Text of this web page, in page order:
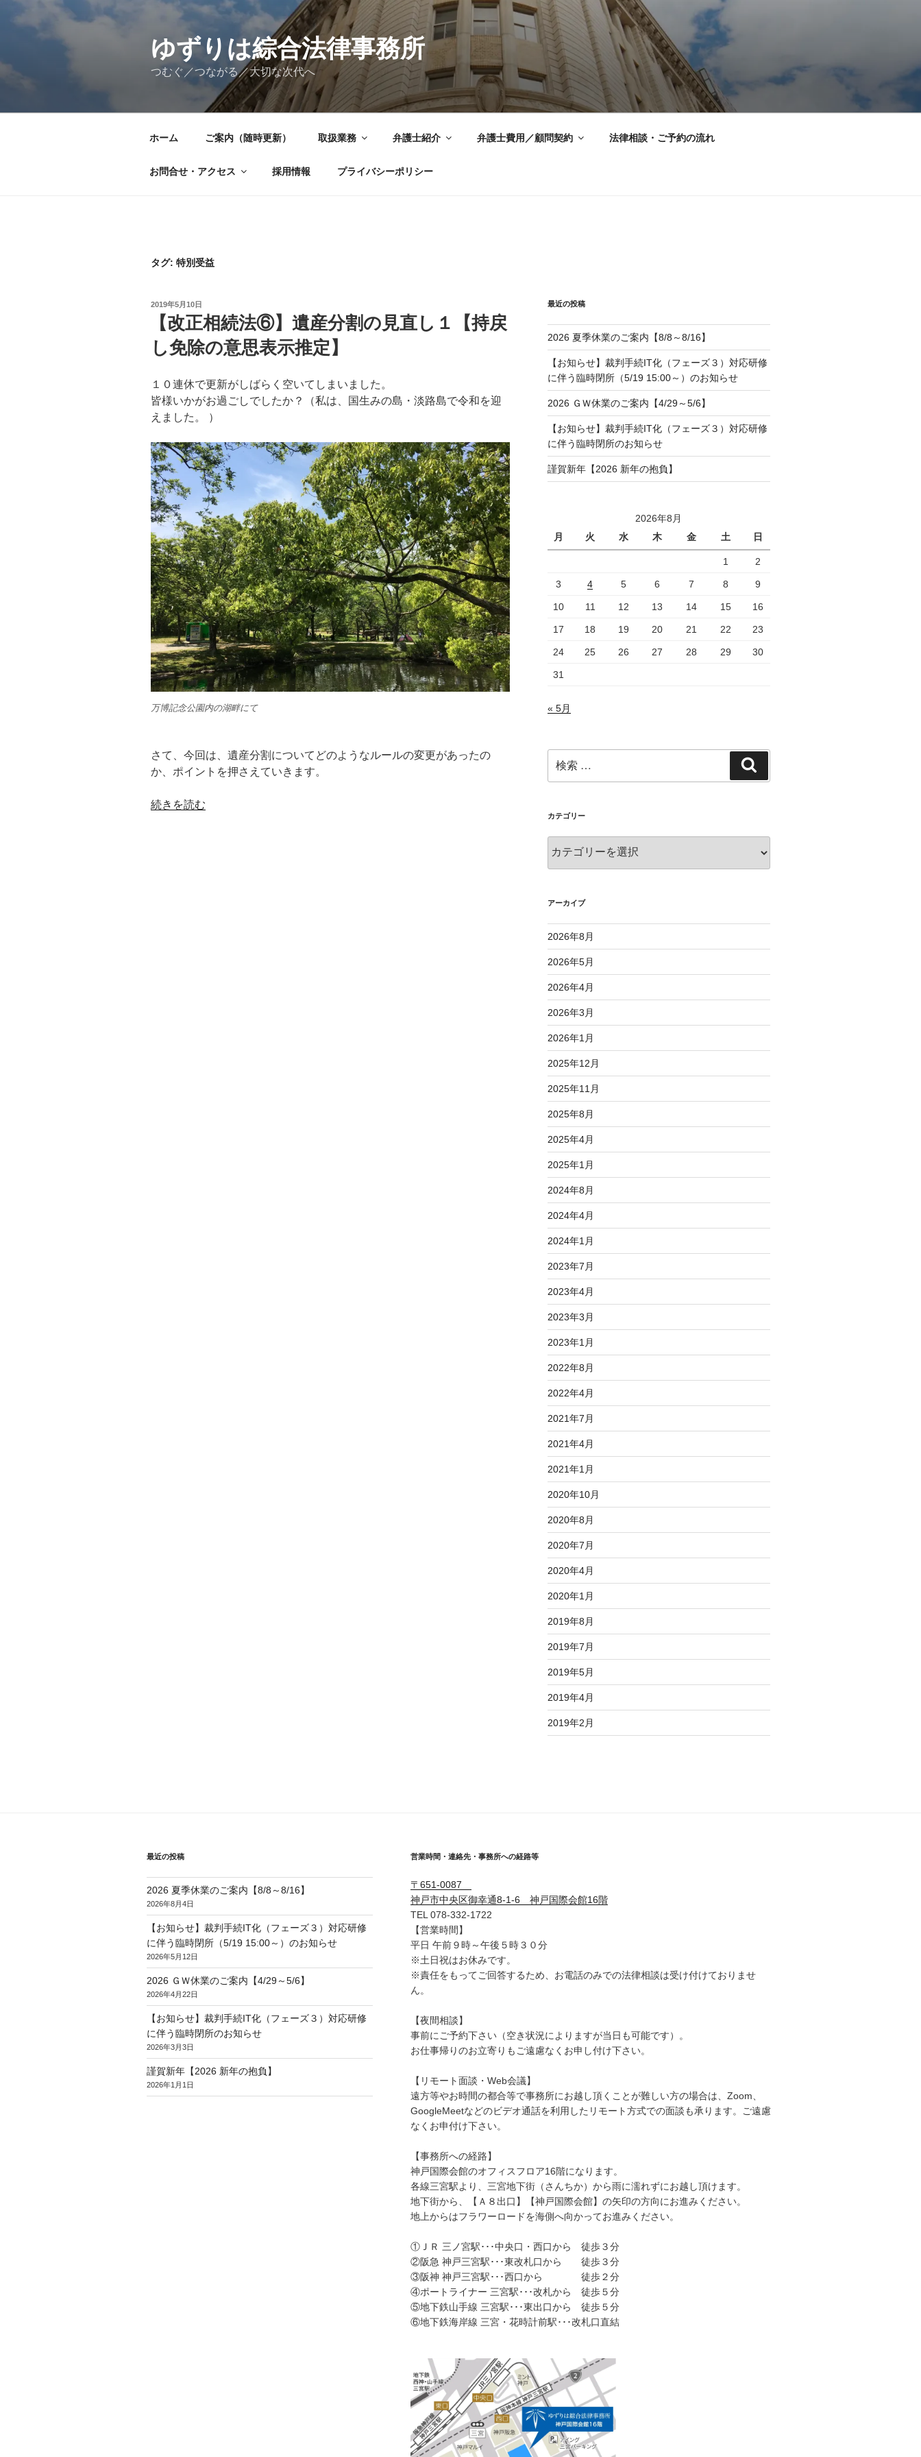
ゆずりは綜合法律事務所
つむぐ／つながる／大切な次代へ
ホーム ご案内（随時更新） 取扱業務 弁護士紹介 弁護士費用／顧問契約 法律相談・ご予約の流れ
お問合せ・アクセス 採用情報 プライバシーポリシー
タグ: 特別受益
投
2019年5月10日
【改正相続法⑥】遺産分割の見直し１【持戻
し免除の意思表示推定】
１０連休で更新がしばらく空いてしまいました。
皆様いかがお過ごしでしたか？（私は、国生みの島・淡路島で令和を迎
えました。 ）
万博記念公園内の湖畔にて
さて、今回は、遺産分割についてどのようなルールの変更があったの
か、ポイントを押さえていきます。
“【改
続きを読む
最近の投稿
2026 夏季休業のご案内【8/8～8/16】
【お知らせ】裁判手続IT化（フェーズ３）対応研修
に伴う臨時閉所（5/19 15:00～）のお知らせ
2026 ＧＷ休業のご案内【4/29～5/6】
【お知らせ】裁判手続IT化（フェーズ３）対応研修
に伴う臨時閉所のお知らせ
謹賀新年【2026 新年の抱負】
2026年8月
月
火 水 木 金 土 日
1 2
3 4 5 6 7 8 9
10 11 12 13 14 15 16
17 18 19 20 21 22 23
24 25 26 27 28 29 30
31
« 5月
索:
索
カテゴリー
テ
ー
アーカイブ
2026年8月
2026年5月
2026年4月
2026年3月
2026年1月
2025年12月
2025年11月
2025年8月
2025年4月
2025年1月
2024年8月
2024年4月
2024年1月
2023年7月
2023年4月
2023年3月
2023年1月
2022年8月
2022年4月
2021年7月
2021年4月
2021年1月
2020年10月
2020年8月
2020年7月
2020年4月
2020年1月
2019年8月
2019年7月
2019年5月
2019年4月
2019年2月
最近の投稿
2026 夏季休業のご案内【8/8～8/16】
2026年8月4日
【お知らせ】裁判手続IT化（フェーズ３）対応研修
に伴う臨時閉所（5/19 15:00～）のお知らせ
2026年5月12日
2026 ＧＷ休業のご案内【4/29～5/6】
2026年4月22日
【お知らせ】裁判手続IT化（フェーズ３）対応研修
に伴う臨時閉所のお知らせ
2026年3月3日
謹賀新年【2026 新年の抱負】
2026年1月1日
営業時間・連絡先・事務所への経路等
〒651-0087
神戸市中央区御幸通8-1-6 神戸国際会館16階
TEL 078-332-1722
【営業時間】
平日 午前９時～午後５時３０分
※土日祝はお休みです。
※責任をもってご回答するため、お電話のみでの法律相談は受け付けておりませ
ん。
【夜間相談】
事前にご予約下さい（空き状況によりますが当日も可能です）。
お仕事帰りのお立寄りもご遠慮なくお申し付け下さい。
【リモート面談・Web会議】
遠方等やお時間の都合等で事務所にお越し頂くことが難しい方の場合は、Zoom、
GoogleMeetなどのビデオ通話を利用したリモート方式での面談も承ります。ご遠慮
なくお申付け下さい。
【事務所への経路】
神戸国際会館のオフィスフロア16階になります。
各線三宮駅より、三宮地下街（さんちか）から雨に濡れずにお越し頂けます。
地下街から、【Ａ８出口】【神戸国際会館】の矢印の方向にお進みください。
地上からはフラワーロードを海側へ向かってお進みください。
①ＪＲ 三ノ宮駅･･･中央口・西口から 徒歩３分
②阪急 神戸三宮駅･･･東改札口から 徒歩３分
③阪神 神戸三宮駅･･･西口から 徒歩２分
④ポートライナー 三宮駅･･･改札から 徒歩５分
⑤地下鉄山手線 三宮駅･･･東出口から 徒歩５分
⑥地下鉄海岸線 三宮・花時計前駅･･･改札口直結